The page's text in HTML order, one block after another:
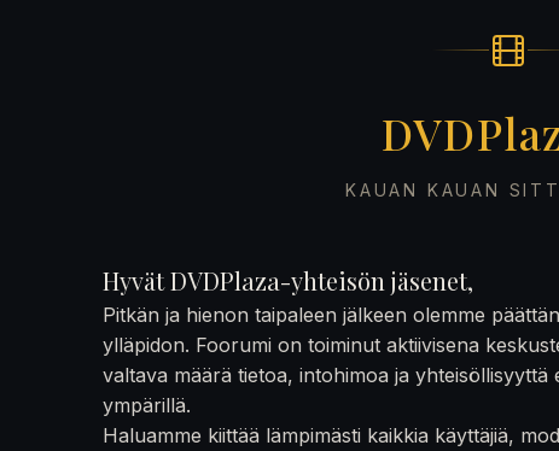
KAUAN KAUAN
Hyvät DVDPlaza-yhteisön jäsenet,
Pitkän ja hienon taipaleen jälkeen olemme
ylläpidon. Foorumi on toiminut aktiivisena
valtava määrä tietoa, intohimoa ja yhteisöllisyyttä
ympärillä.
Haluamme kiittää lämpimästi kaikkia käyttäjiä,